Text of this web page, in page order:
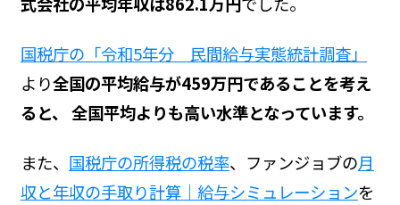
国税庁の「令和5年分 民間給与実態統計調査」
より全国の平均給与が459万円であることを考え
ると、 全国平均よりも高い水準となっています。
また、 国税庁の所得税の税率、ファンジョブの月
収と年収の手取り計算｜給与シミュレーションを